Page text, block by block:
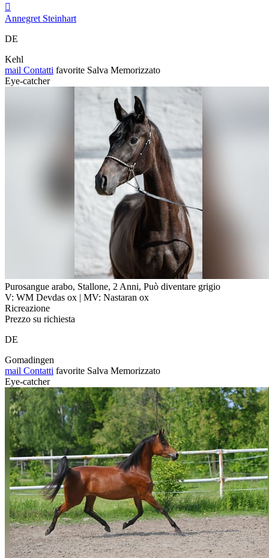

Annegret Steinhart
DE
Kehl
mail Contatti favorite Salva Memorizzato
Eye-catcher
Purosangue arabo, Stallone, 2 Anni, Può diventare grigio
V: WM Devdas ox | MV: Nastaran ox
Ricreazione
Prezzo su richiesta
DE
Gomadingen
mail Contatti favorite Salva Memorizzato
Eye-catcher